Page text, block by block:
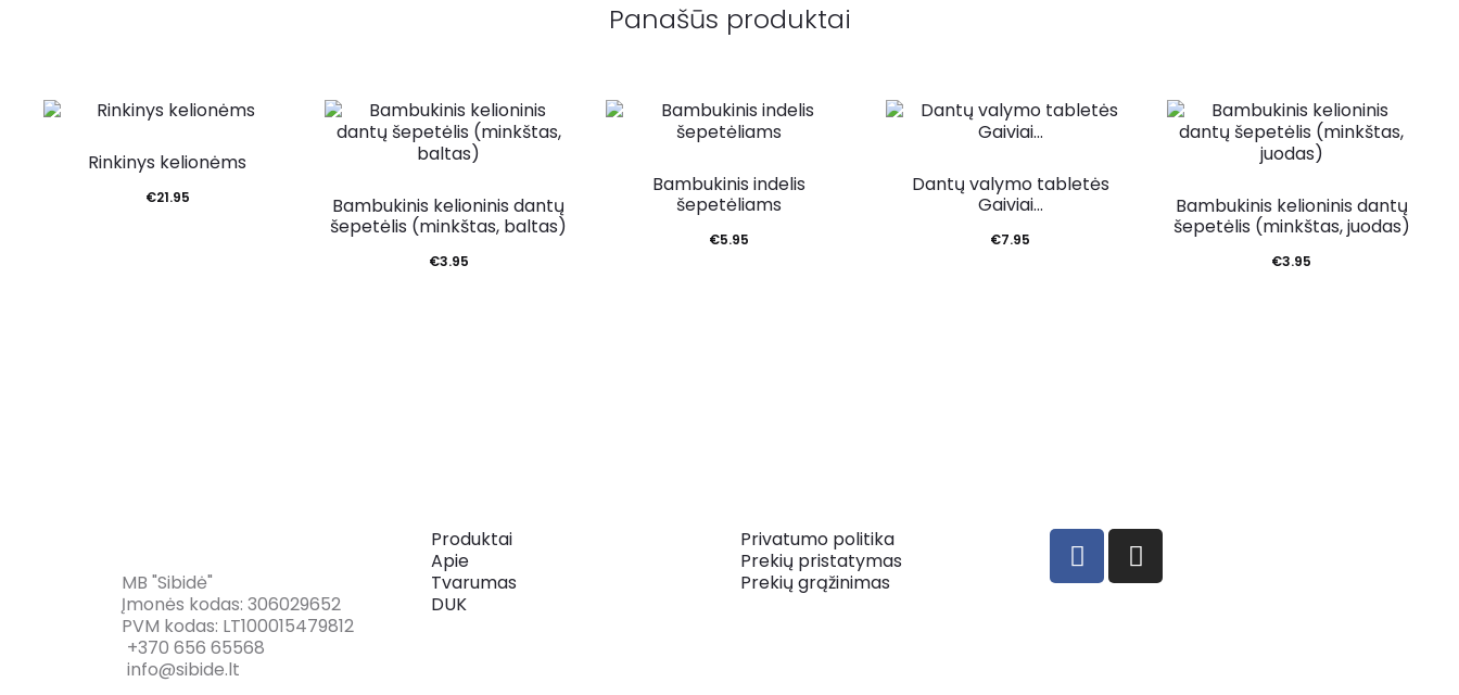
Panašūs produktai
Rinkinys kelionėms
€21.95
Bambukinis kelioninis dantų
šepetėlis (minkštas, baltas)
€3.95
Bambukinis indelis
šepetėliams
€5.95
Dantų valymo tabletės
Gaiviai…
€7.95
Bambukinis kelioninis dantų
šepetėlis (minkštas, juodas)
€3.95
MB "Sibidė"
Įmonės kodas: 306029652
PVM kodas: LT100015479812
+370 656 65568
info@sibide.lt
Produktai
Apie
Tvarumas
DUK
Privatumo politika
Prekių pristatymas
Prekių grąžinimas